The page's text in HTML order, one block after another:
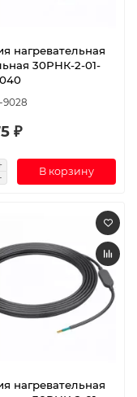
нагревательная
30РНК-2-01-
9028
₽
В корзину
нагревательная